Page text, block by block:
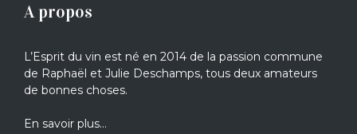
A propos
L’Esprit du vin est né en 2014 de la passion commune
de Raphaël et Julie Deschamps, tous deux amateurs
de bonnes choses.
En savoir plus…